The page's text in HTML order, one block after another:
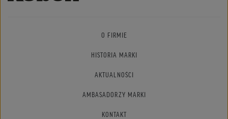
O FIRMIE
HISTORIA MARKI
AKTUALNOŚCI
AMBASADORZY MARKI
KONTAKT